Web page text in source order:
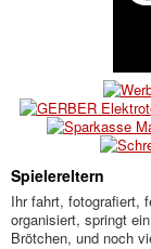
Spielereltern
Ihr fahrt, fotografiert,
organisiert, springt
Brötchen, und noch